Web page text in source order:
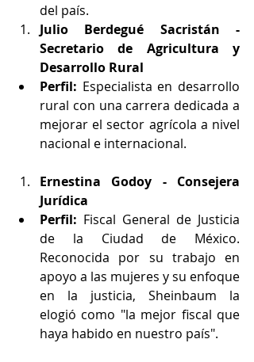
del país.
Julio Berdegué Sacristán -
Secretario de Agricultura y
Desarrollo Rural
Perfil: Especialista en desarrollo
rural con una carrera dedicada a
mejorar el sector agrícola a nivel
nacional e internacional.
Ernestina Godoy - Consejera
Jurídica
Perfil: Fiscal General de Justicia
de la Ciudad de México.
Reconocida por su trabajo en
apoyo a las mujeres y su enfoque
en la justicia, Sheinbaum la
elogió como "la mejor fiscal que
haya habido en nuestro país".